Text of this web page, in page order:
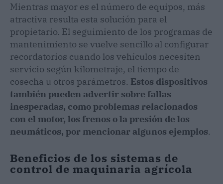
Mientras mayor es el número de equipos, más
atractiva resulta esta solución para el
propietario. El seguimiento de los programas de
mantenimiento se vuelve sencillo al configurar
recordatorios cuando los vehículos necesiten
servicio según kilometraje, el tiempo de
cosecha u otros parámetros. Estos dispositivos
también pueden advertir sobre fallas
inesperadas, como problemas relacionados
con el motor, los frenos o la presión de los
neumáticos, por mencionar algunos ejemplos.
Beneficios de los sistemas de
control de maquinaria agrícola